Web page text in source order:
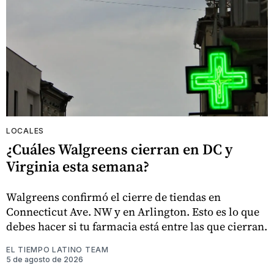
LOCALES
¿Cuáles Walgreens cierran en DC y
Virginia esta semana?
Walgreens confirmó el cierre de tiendas en
Connecticut Ave. NW y en Arlington. Esto es lo que
debes hacer si tu farmacia está entre las que cierran.
EL TIEMPO LATINO TEAM
5 de agosto de 2026